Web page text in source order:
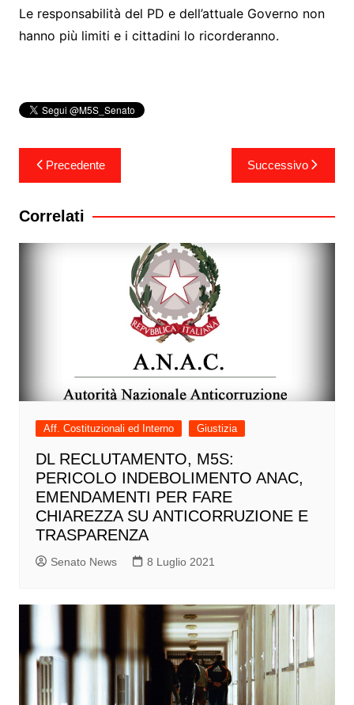
Le responsabilità del PD e dell’attuale Governo non
hanno più limiti e i cittadini lo ricorderanno.
Navigazione
articoli
Precedente Successivo
Correlati
Aff. Costituzionali ed Interno Giustizia
DL RECLUTAMENTO, M5S:
PERICOLO INDEBOLIMENTO ANAC,
EMENDAMENTI PER FARE
CHIAREZZA SU ANTICORRUZIONE E
TRASPARENZA
Senato News 8 Luglio 2021